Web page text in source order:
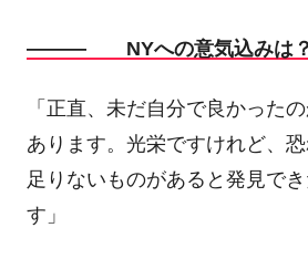
――― NYへの意気込みは？
「正直、未だ自分で良かった
あります。光栄ですけれど、
足りないものがあると発見で
す」